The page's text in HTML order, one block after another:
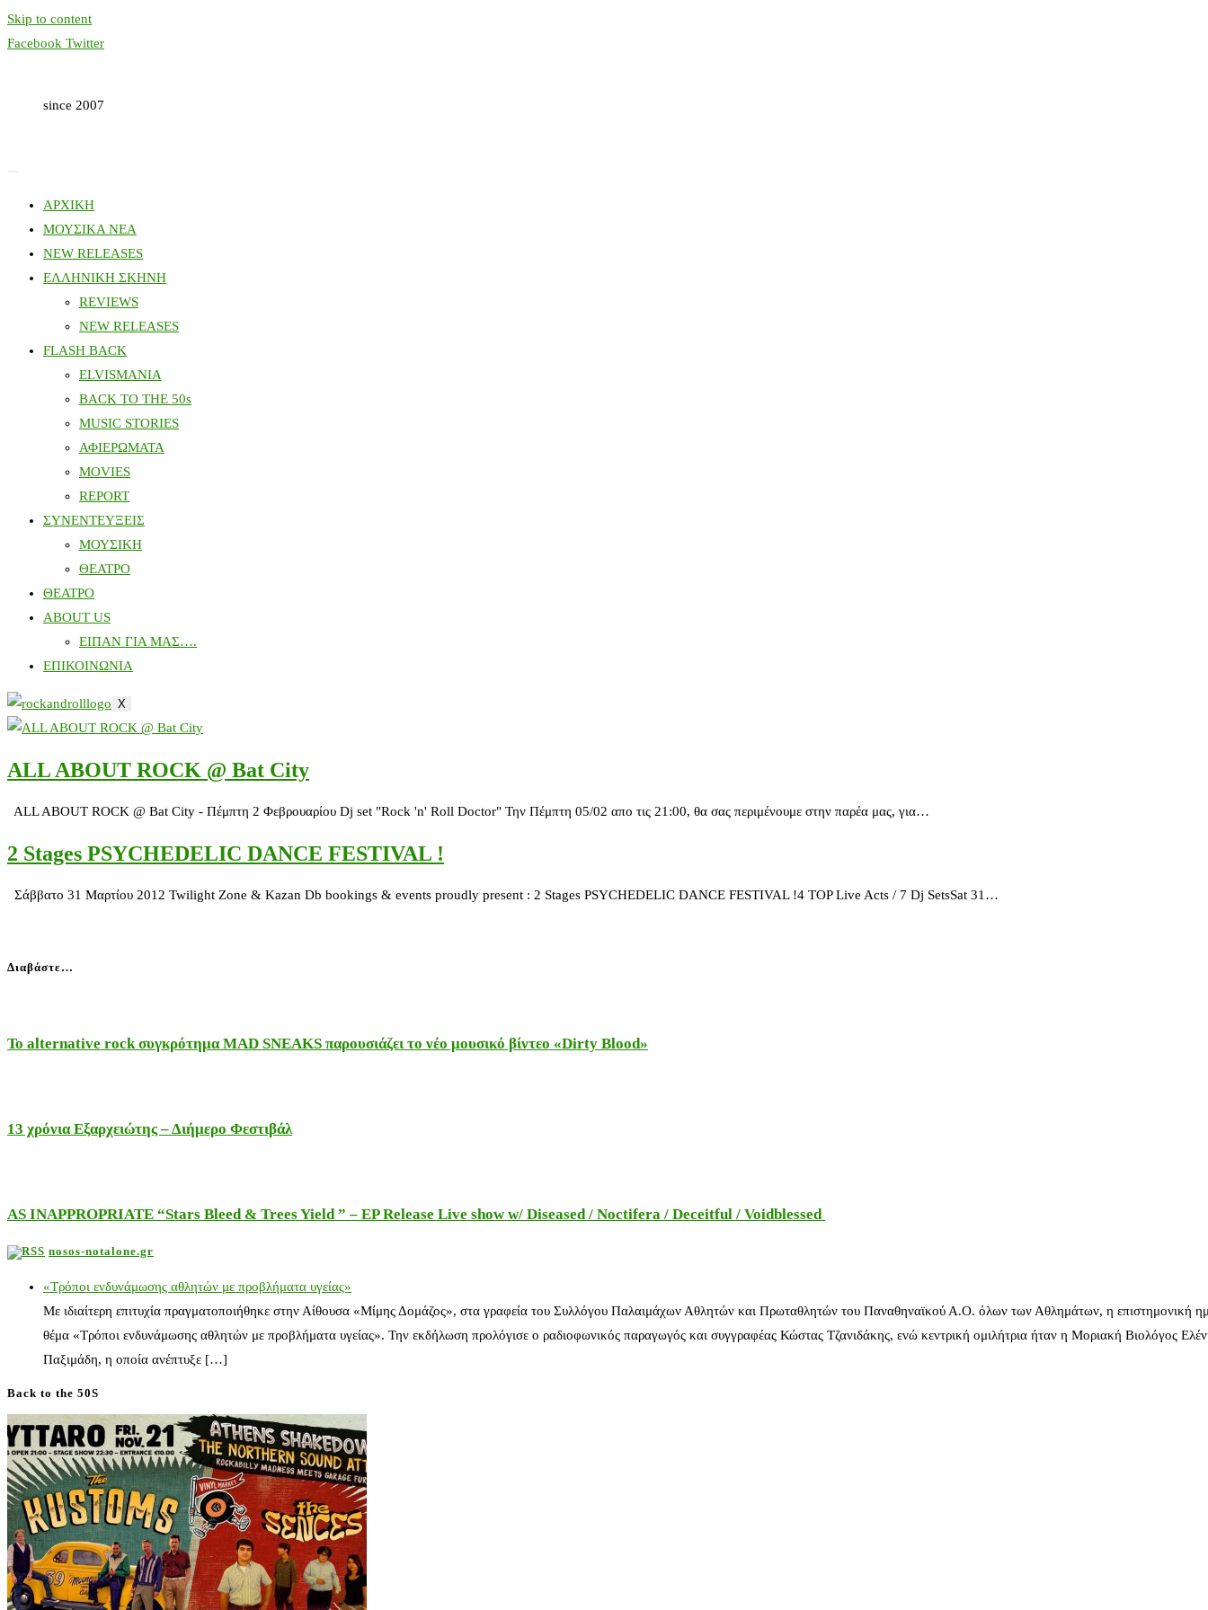
Skip to content
Facebook Twitter
since 2007
ΑΡΧΙΚΗ
ΜΟΥΣΙΚΑ ΝΕΑ
NEW RELEASES
ΕΛΛΗΝΙΚΗ ΣΚΗΝΗ
REVIEWS
NEW RELEASES
FLASH BACK
ELVISMANIA
BACK TO THE 50s
MUSIC STORIES
ΑΦΙΕΡΩΜΑΤΑ
MOVIES
REPORT
ΣΥΝΕΝΤΕΥΞΕΙΣ
ΜΟΥΣΙΚΗ
ΘΕΑΤΡΟ
ΘΕΑΤΡΟ
ABOUT US
ΕΙΠΑΝ ΓΙΑ ΜΑΣ….
ΕΠΙΚΟΙΝΩΝΙΑ
X
ALL ABOUT ROCK @ Bat City
ALL ABOUT ROCK @ Bat City - Πέμπτη 2 Φεβρουαρίου Dj set "Rock 'n' Roll Doctor" Την Πέμπτη 05/02 απο τις 21:00, θα σας περιμένουμε στην παρέα μας, για…
2 Stages PSYCHEDELIC DANCE FESTIVAL !
Σάββατο 31 Μαρτίου 2012 Twilight Zone & Kazan Db bookings & events proudly present : 2 Stages PSYCHEDELIC DANCE FESTIVAL !4 TOP Live Acts / 7 Dj SetsSat 31…
Διαβάστε…
Το alternative rock συγκρότημα MAD SNEAKS παρουσιάζει το νέο μουσικό βίντεο «Dirty Blood»
13 χρόνια Εξαρχειώτης – Διήμερο Φεστιβάλ
AS INAPPROPRIATE “Stars Bleed & Trees Yield ” – EP Release Live show w/ Diseased / Noctifera / Deceitful / Voidblessed
nosos-notalone.gr
«Τρόποι ενδυνάμωσης αθλητών με προβλήματα υγείας»
Με ιδιαίτερη επιτυχία πραγματοποιήθηκε στην Αίθουσα «Μίμης Δομάζος», στα γραφεία του Συλλόγου Παλαιμάχων Αθλητών και Πρωταθλητών του Παναθηναϊκού Α.Ο. όλων των Αθλημάτων, η επιστημονική
θέμα «Τρόποι ενδυνάμωσης αθλητών με προβλήματα υγείας». Την εκδήλωση προλόγισε ο ραδιοφωνικός παραγωγός και συγγραφέας Κώστας Τζανιδάκης, ενώ κεντρική ομιλήτρια ήταν η Μοριακή Βιολόγος
Παξιμάδη, η οποία ανέπτυξε […]
Back to the 50S